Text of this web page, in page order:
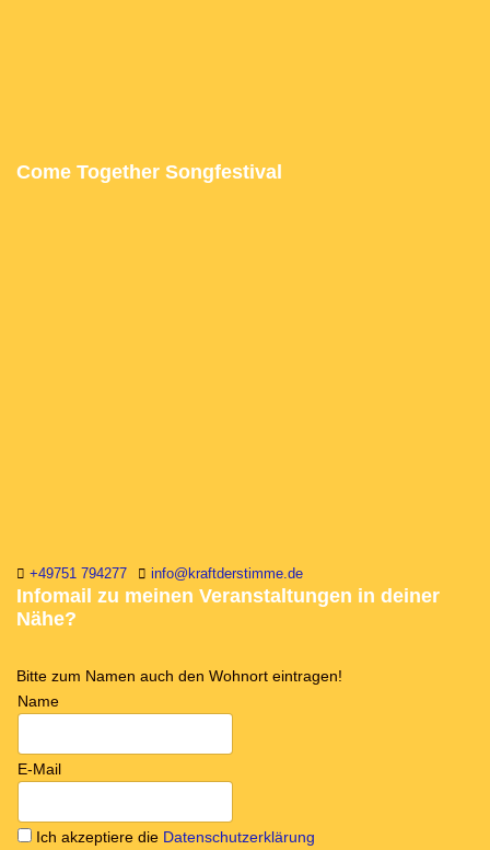
Come Together Songfestival
+49751 794277 info@kraftderstimme.de
Infomail zu meinen Veranstaltungen in deiner
Nähe?
Bitte zum Namen auch den Wohnort eintragen!
Name
E-Mail
Ich akzeptiere die Datenschutzerklärung